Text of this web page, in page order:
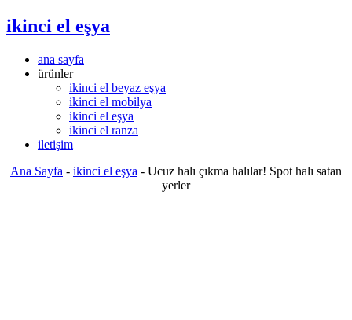
ikinci el eşya
ana sayfa
ürünler
ikinci el beyaz eşya
ikinci el mobilya
ikinci el eşya
ikinci el ranza
iletişim
Ana Sayfa - ikinci el eşya - Ucuz halı çıkma halılar! Spot halı satan
yerler